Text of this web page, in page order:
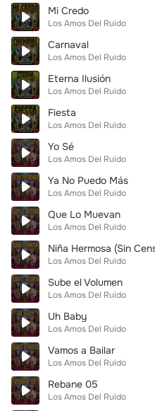
Mi Credo
Los Amos Del Ruido
Carnaval
Los Amos Del Ruido
Eterna Ilusión
Los Amos Del Ruido
Fiesta
Los Amos Del Ruido
Yo Sé
Los Amos Del Ruido
Ya No Puedo Más
Los Amos Del Ruido
Que Lo Muevan
Los Amos Del Ruido
Niña Hermosa (Sin
Los Amos Del Ruido
Sube el Volumen
Los Amos Del Ruido
Uh Baby
Los Amos Del Ruido
Vamos a Bailar
Los Amos Del Ruido
Rebane 05
Los Amos Del Ruido